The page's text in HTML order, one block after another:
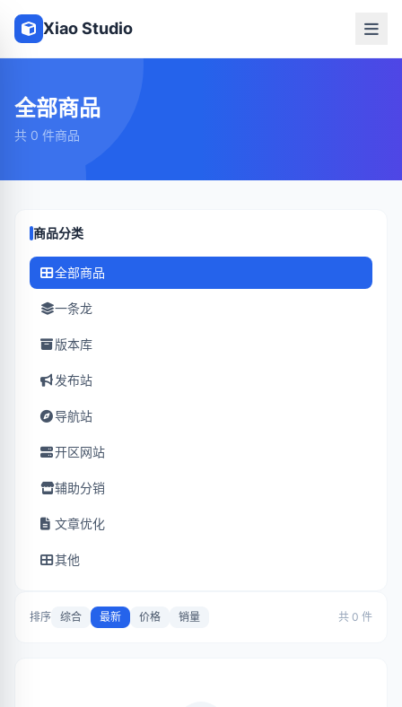
Xiao Studio
全部商品
共 0 件商品
商品分类
全部商品
一条龙
版本库
发布站
导航站
开区网站
辅助分销
文章优化
其他
排序 综合 最新 价格 销量 共 0 件